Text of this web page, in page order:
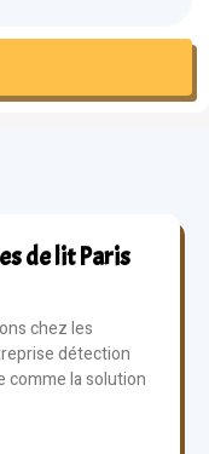
de lit Paris
chez les
détection
comme la solution